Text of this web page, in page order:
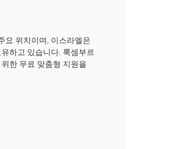
요 위치이며, 이스라엘은
하고 있습니다. 룩셈부르
한 무료 맞춤형 지원을